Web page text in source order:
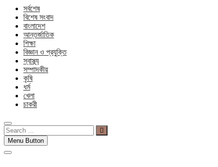
সর্বশেষ
বিশেষ সংবাদ
বাংলাদেশ
আন্তর্জাতিক
শিক্ষা
বিজ্ঞান ও প্রযুক্তি
স্বাস্থ্য
সম্পাদকীয়
কৃষি
ধর্ম
খেলা
চাকরী
Search
…Menu Button